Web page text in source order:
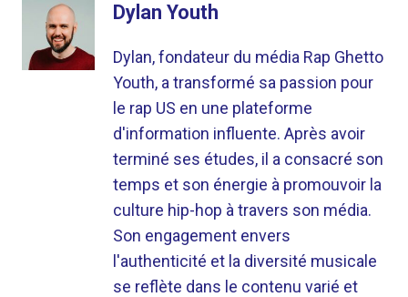
Dylan Youth
Dylan, fondateur du média Rap Ghetto
Youth, a transformé sa passion pour
le rap US en une plateforme
d'information influente. Après avoir
terminé ses études, il a consacré son
temps et son énergie à promouvoir la
culture hip-hop à travers son média.
Son engagement envers
l'authenticité et la diversité musicale
se reflète dans le contenu varié et